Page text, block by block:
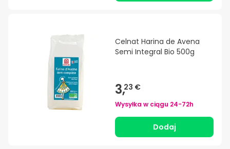
Celnat Harina de Avena
Semi Integral Bio 500g
3,23 €
Wysyłka w ciągu 24-72h
Dodaj